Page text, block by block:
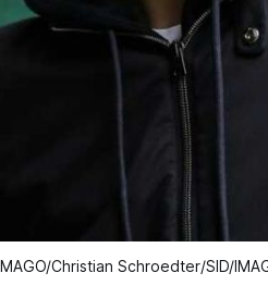
Christian Schroedter/SID/